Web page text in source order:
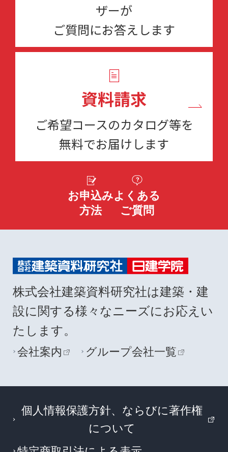
ザーが
ご質問にお答えします
資料請求
ご希望コースのカタログ等を
無料でお届けします
お申込み
方法
よくある
ご質問
株式会社建築資料研究社は建築・建
設に関する様々なニーズにお応えい
たします。
会社案内 グループ会社一覧
個人情報保護方針、ならびに著作権
について